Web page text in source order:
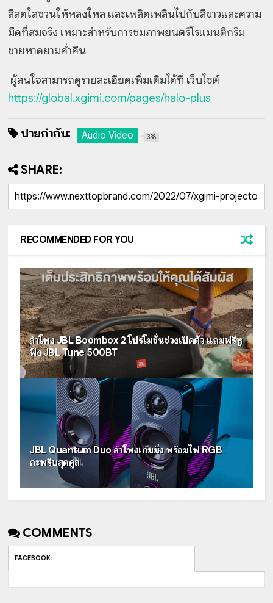
สีสดใสชวนให้หลงใหล และเพลิดเพลินไปกับสีขาวและความ
มืดที่สมจริง เหมาะสำหรับการชมภาพยนตร์โรแมนติกริม
ชายหาดยามค่ำคืน
ผู้สนใจสามารถดูรายละเอียดเพิ่มเติมได้ที่ เว็บไซต์
https://global.xgimi.com/pages/halo-plus
ป้ายกำกับ: Audio Video 338
SHARE:
RECOMMENDED FOR YOU
ลำโพง JBL Boombox 2 โปรโมชั่นช่วงเปิดตัว แถมฟรีหู
ฟัง JBL Tune 500BT
JBL Quantum Duo ลำโพงเกมมิ่ง พร้อมไฟ RGB
กะพริบสุดคูล
COMMENTS
FACEBOOK: